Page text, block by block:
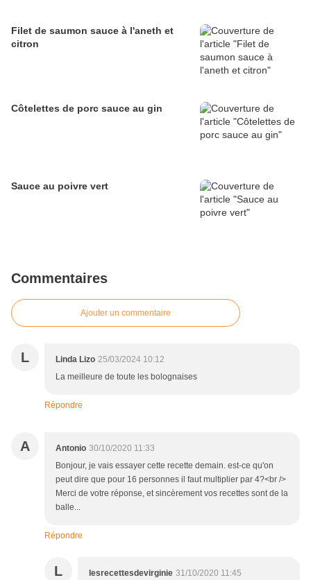
Filet de saumon sauce à l'aneth et
citron
Côtelettes de porc sauce au gin
Sauce au poivre vert
Commentaires
Ajouter un commentaire
L Linda Lizo 25/03/2024 10:12
La meilleure de toute les bolognaises
Répondre
A Antonio 30/10/2020 11:33
Bonjour, je vais essayer cette recette demain. est-ce qu'on
peut dire que pour 16 personnes il faut multiplier par 4?<br />
Merci de votre réponse, et sincèrement vos recettes sont de la
balle...
Répondre
L lesrecettesdevirginie 31/10/2020 11:45